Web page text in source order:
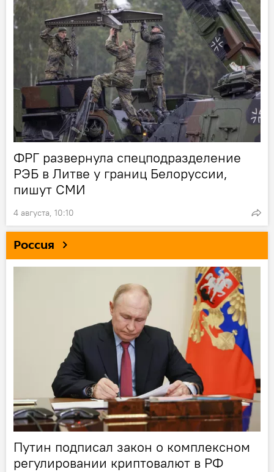
ФРГ развернула спецподразделение
РЭБ в Литве у границ Белоруссии,
пишут СМИ
4 августа, 10:10
Россия
Путин подписал закон о комплексном
регулировании криптовалют в РФ